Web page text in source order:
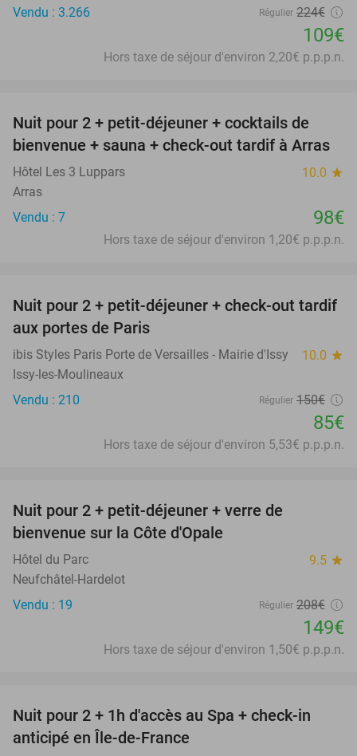
Vendu : 3.266 Régulier 224€
109€
Hors taxe de séjour d'environ 2,20€ p.p.p.n.
Nuit pour 2 + petit-déjeuner + cocktails de
bienvenue + sauna + check-out tardif à Arras
Hôtel Les 3 Luppars 10.0 star
Arras
Vendu : 7
98€
Hors taxe de séjour d'environ 1,20€ p.p.p.n.
43%
Nuit pour 2 + petit-déjeuner + check-out tardif
aux portes de Paris
ibis Styles Paris Porte de Versailles - Mairie d'Issy 10.0 star
Issy-les-Moulineaux
Vendu : 210
Régulier 150€
85€
Hors taxe de séjour d'environ 5,53€ p.p.p.n.
Nuit pour 2 + petit-déjeuner + verre de
bienvenue sur la Côte d'Opale
Hôtel du Parc 9.5 star
Neufchâtel-Hardelot
Vendu : 19
Régulier 208€
149€
Hors taxe de séjour d'environ 1,50€ p.p.p.n.
42%
Nuit pour 2 + 1h d'accès au Spa + check-in
anticipé en Île-de-France